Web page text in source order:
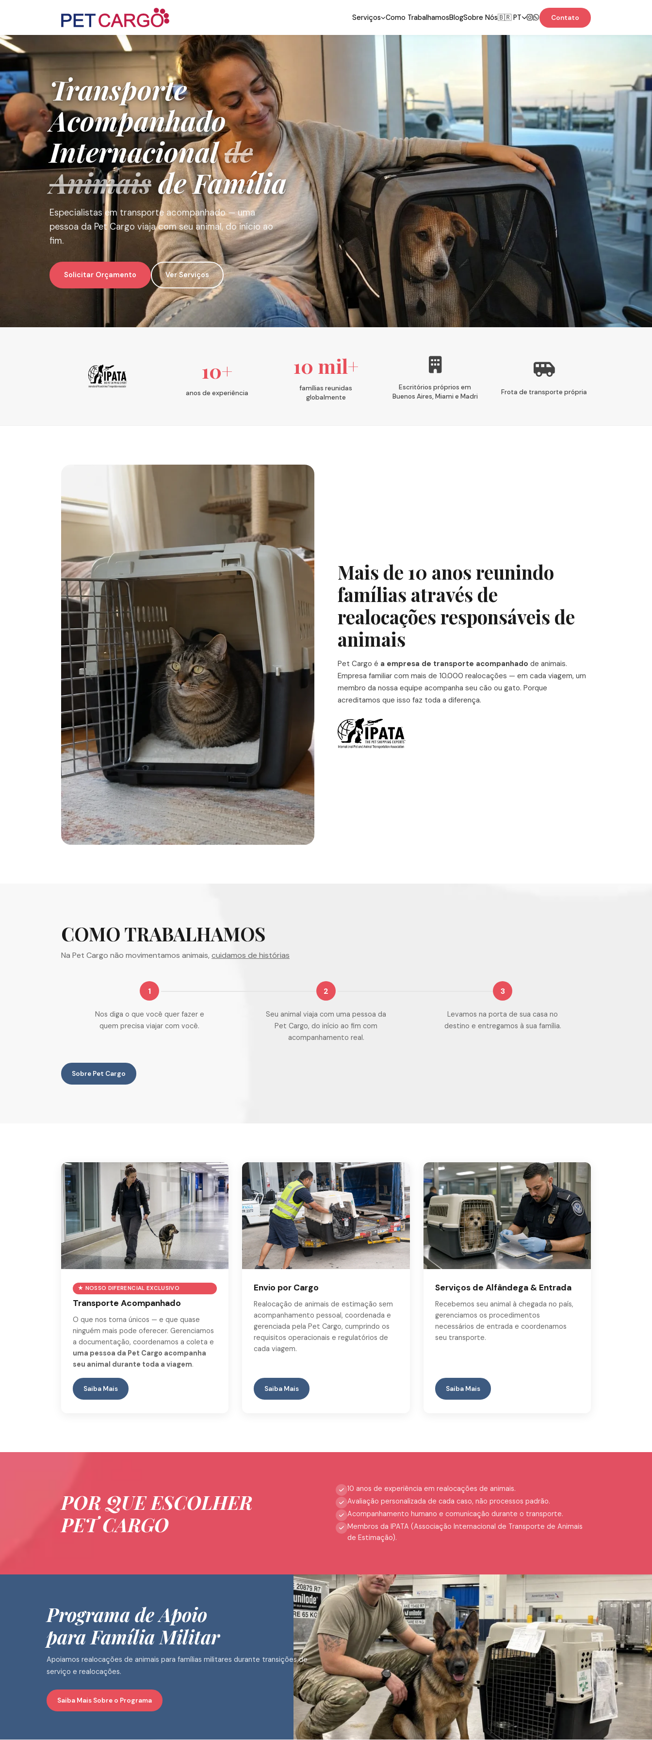
Serviços Como TrabalhamosBlogSobre Nós🇧🇷 PT Contato
Transporte
Acompanhado
Internacionalde
Animaisde Família
Especialistas em transporte acompanhado — uma
pessoa da Pet Cargo viaja com seu animal, do início ao
fim.
Solicitar Orçamento Ver Serviços
10+
anos de experiência
10 mil+
famílias reunidas
globalmente
Escritórios próprios em
Buenos Aires, Miami e Madri
Frota de transporte própria
Mais de 10 anos reunindo
famílias através de
realocações responsáveis de
animais
Pet Cargo é a empresa de transporte acompanhado de animais.
Empresa familiar com mais de 10.000 realocações — em cada viagem, um
membro da nossa equipe acompanha seu cão ou gato. Porque
acreditamos que isso faz toda a diferença.
COMO TRABALHAMOS
Na Pet Cargo não movimentamos animais, cuidamos de histórias
1
Nos diga o que você quer fazer e
quem precisa viajar com você.
2
Seu animal viaja com uma pessoa da
Pet Cargo, do início ao fim com
acompanhamento real.
3
Levamos na porta de sua casa no
destino e entregamos à sua família.
Sobre Pet Cargo
★ NOSSO DIFERENCIAL EXCLUSIVO
Transporte Acompanhado
O que nos torna únicos — e que quase
ninguém mais pode oferecer. Gerenciamos
a documentação, coordenamos a coleta e
uma pessoa da Pet Cargo acompanha
seu animal durante toda a viagem.
Saiba Mais
Envio por Cargo
Realocação de animais de estimação sem
acompanhamento pessoal, coordenada e
gerenciada pela Pet Cargo, cumprindo os
requisitos operacionais e regulatórios de
cada viagem.
Saiba Mais
Serviços de Alfândega & Entrada
Recebemos seu animal à chegada no país,
gerenciamos os procedimentos
necessários de entrada e coordenamos
seu transporte.
Saiba Mais
POR QUE ESCOLHER
PET CARGO
10 anos de experiência em realocações de animais.
Avaliação personalizada de cada caso, não processos padrão.
Acompanhamento humano e comunicação durante o transporte.
Membros da IPATA (Associação Internacional de Transporte de Animais
de Estimação).
Programa de Apoio
para Família Militar
Apoiamos realocações de animais para famílias militares durante transições de
serviço e realocações.
Saiba Mais Sobre o Programa